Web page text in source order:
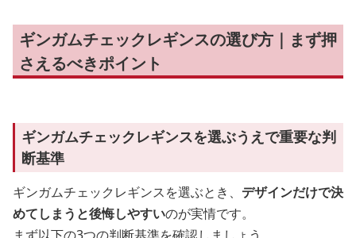
ギンガムチェックレギンスの選び方｜まず押
さえるべきポイント
ギンガムチェックレギンスを選ぶうえで重要な判
断基準
ギンガムチェックレギンスを選ぶとき、 デザインだけで決
めてしまうと後悔しやすいのが実情です。